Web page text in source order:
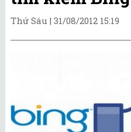
Thứ Sáu | 31/08/2012 15:19